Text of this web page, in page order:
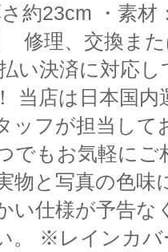
約23cm ・素材
修理、交換ま
い決済に対応
当店は日本国
ッフが担当し
でもお気軽に
物と写真の色
い仕様が予告
。 ※レインカバ